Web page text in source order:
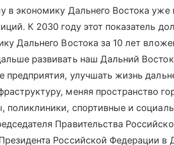
в экономику Дальнего Востока
К 2030 году этот показатель
Дальнего Востока за 10 лет
развивать наш Дальний
предприятия, улучшать жизнь
меняя пространство
поликлиники, спортивные и
Правительства
Российской Федерации